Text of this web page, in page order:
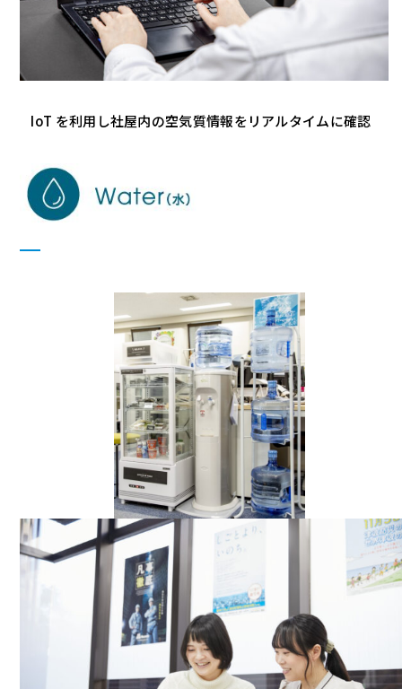
IoT を利用し社屋内の空気質情報をリアルタイムに確認